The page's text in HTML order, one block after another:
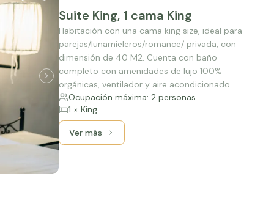
Suite King, 1 cama King
Habitación con una cama king size, ideal para
parejas/lunamieleros/romance/ privada, con
dimensión de 40 M2. Cuenta con baño
completo con amenidades de lujo 100%
orgánicas, ventilador y aire acondicionado.
Ocupación máxima: 2 personas
1 × King
Ver másVer más: Suite King, 1 cama King